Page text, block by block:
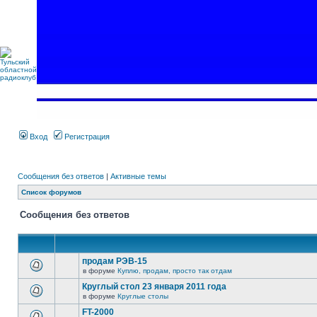
Вход Регистрация
Сообщения без ответов | Активные темы
Список форумов
Сообщения без ответов
продам РЭВ-15
в форуме Куплю, продам, просто так отдам
Круглый стол 23 января 2011 года
в форуме Круглые столы
FT-2000